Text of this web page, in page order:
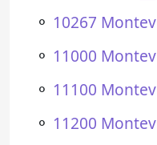
⚬ 10267
⚬ 11000
⚬ 11100
⚬ 11200